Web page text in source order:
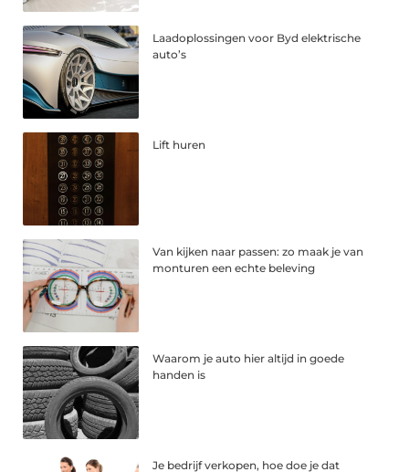
Laadoplossingen voor Byd elektrische
auto’s
Lift huren
Van kijken naar passen: zo maak je van
monturen een echte beleving
Waarom je auto hier altijd in goede
handen is
Je bedrijf verkopen, hoe doe je dat